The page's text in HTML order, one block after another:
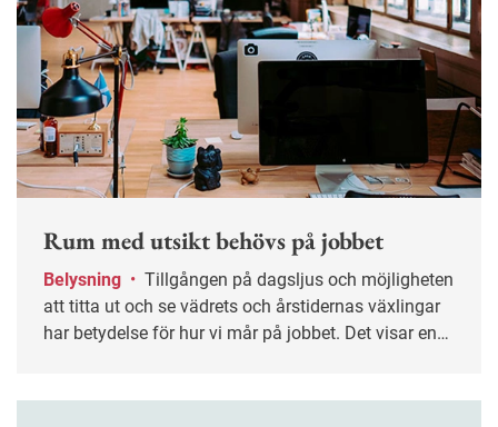
Rum med utsikt behövs på jobbet
Belysning •
att titta ut och se vädrets och årstidernas växlingar
har betydelse för hur vi mår på jobbet. Det visar en